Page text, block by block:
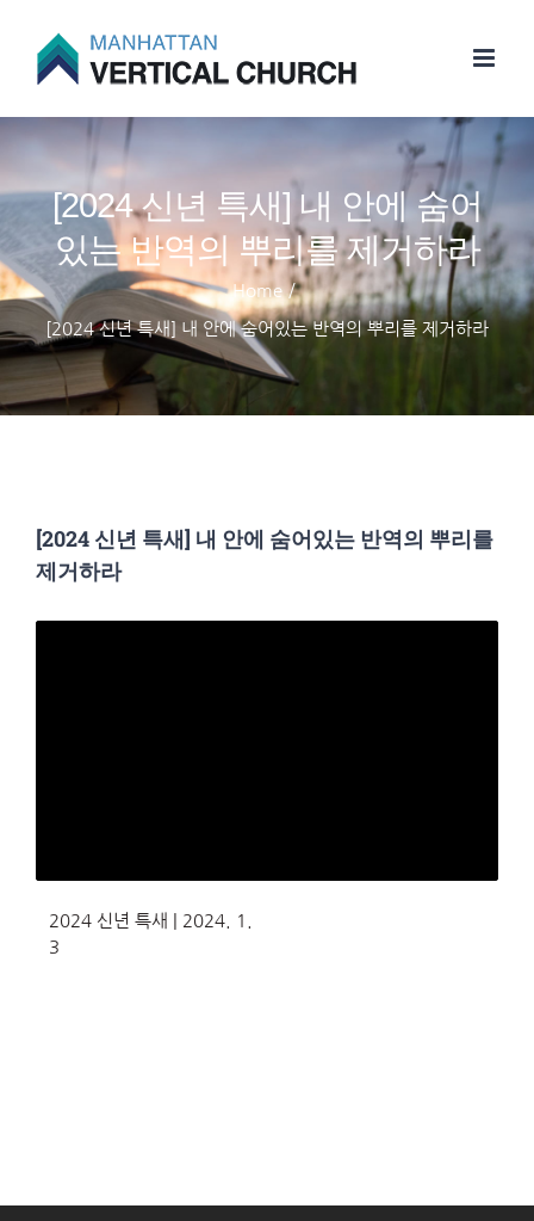
[2024 신년 특새] 내 안에 숨어
있는 반역의 뿌리를 제거하라
Home /
[2024 신년 특새] 내 안에 숨어있는 반역의 뿌리를 제거하라
[2024 신년 특새] 내 안에 숨어있는 반역의 뿌리를
제거하라
2024 신년 특새 | 2024. 1.
3